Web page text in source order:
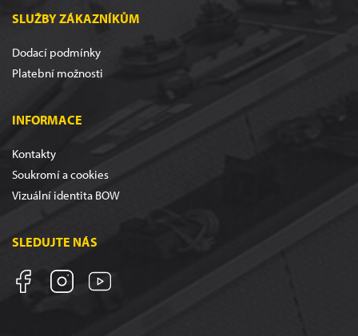
SLUŽBY ZÁKAZNÍKŮM
Dodací podmínky
Platební možnosti
INFORMACE
Kontakty
Soukromí a cookies
Vizuální identita BOW
SLEDUJTE NÁS